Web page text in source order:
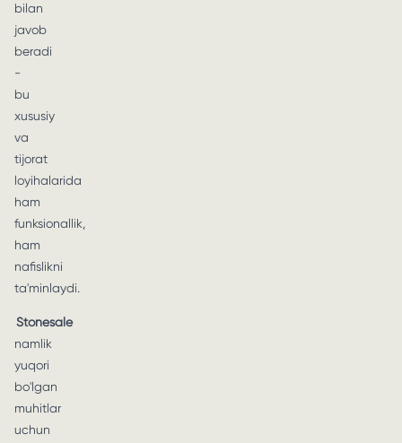
bilan
javob
beradi
-
bu
xususiy
va
tijorat
loyihalarida
ham
funksionallik,
ham
nafislikni
ta'minlaydi.
Stonesale
namlik
yuqori
bo'lgan
muhitlar
uchun